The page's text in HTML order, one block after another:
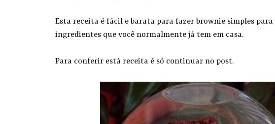
Esta receita é fácil e barata para fazer brownie simples para
ingredientes que você normalmente já tem em casa.
Para conferir está receita é só continuar no post.